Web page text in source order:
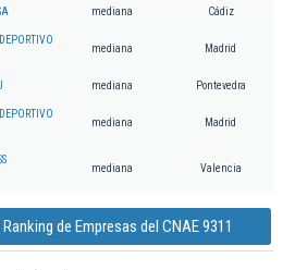
mediana Cádiz
mediana Madrid
mediana Pontevedra
mediana Madrid
mediana Valencia
Ranking de Empresas del CNAE 9311